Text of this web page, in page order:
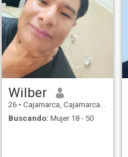
Wilber
26 • Cajamarca, Cajamarca, Perú
Buscando: Mujer 18 - 50